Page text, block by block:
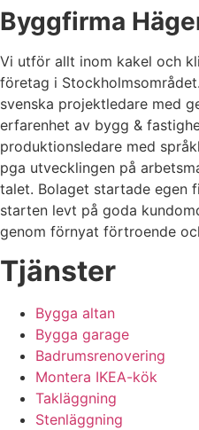
Byggfirma
Vi utför allt inom kakel och
företag i
svenska projektledare med
erfarenhet av bygg &
produktionsledare med
pga utvecklingen på
talet. Bolaget startade egen
starten levt på goda
genom förnyat förtroende
Tjänster
Bygga altan
Bygga garage
Badrumsrenovering
Montera IKEA-kök
Takläggning
Stenläggning